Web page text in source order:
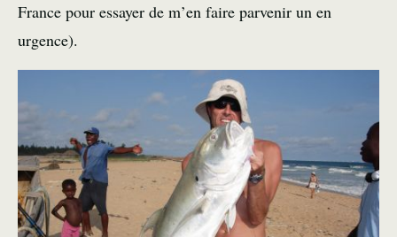
France pour essayer de m’en faire parvenir un en
urgence).